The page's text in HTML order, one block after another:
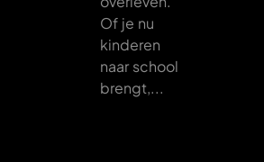
Of je nu
kinderen
naar school
brengt,...